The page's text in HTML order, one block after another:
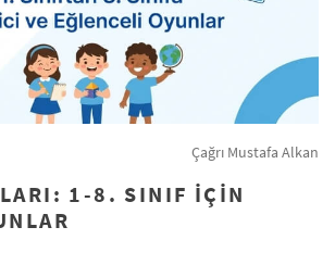
Çağrı Mustafa Alkan
1-8. SINIF İÇIN